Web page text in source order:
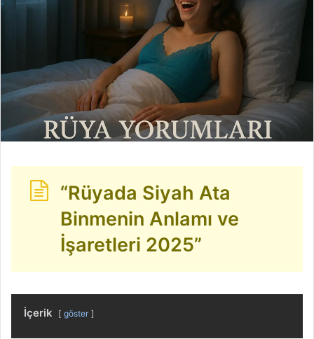
“Rüyada Siyah Ata
Binmenin Anlamı ve
İşaretleri 2025”
İçerik göster